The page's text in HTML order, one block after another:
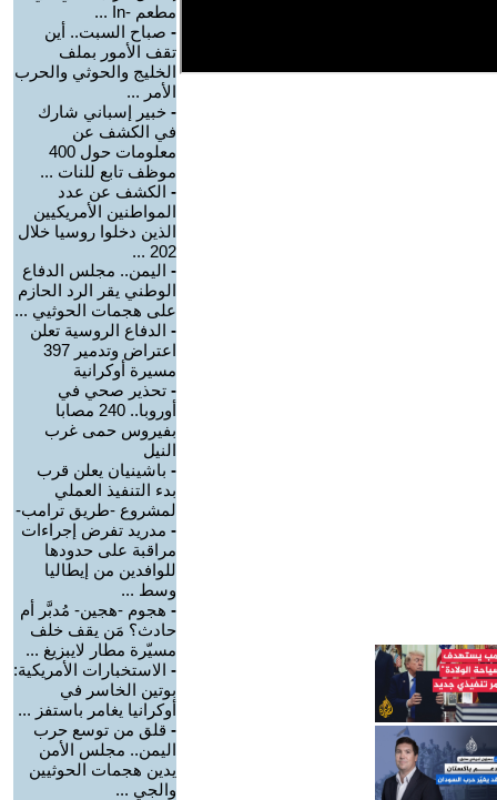
مطعم -In ...
- صباح السبت.. أين
تقف الأمور بملف
الخليج والحوثي والحرب
الأمر ...
- خبير إسباني شارك
في الكشف عن
معلومات حول 400
موظف تابع للنات ...
- الكشف عن عدد
المواطنين الأمريكيين
الذين دخلوا روسيا خلال
202 ...
- اليمن.. مجلس الدفاع
الوطني يقر الرد الحازم
على هجمات الحوثيي ...
- الدفاع الروسية تعلن
اعتراض وتدمير 397
مسيرة أوكرانية
- تحذير صحي في
أوروبا.. 240 مصابا
بفيروس حمى غرب
النيل
- باشينيان يعلن قرب
بدء التنفيذ العملي
لمشروع -طريق ترامب-
- مدريد تفرض إجراءات
مراقبة على حدودها
للوافدين من إيطاليا
وسط ...
- هجوم -هجين- مُدبَّر أم
حادث؟ مَن يقف خلف
مسيّرة مطار لايبزيغ ...
- الاستخبارات الأمريكية:
بوتين الخاسر في
أوكرانيا يغامر باستفز ...
- قلق من توسع حرب
اليمن.. مجلس الأمن
يدين هجمات الحوثيين
والجي ...